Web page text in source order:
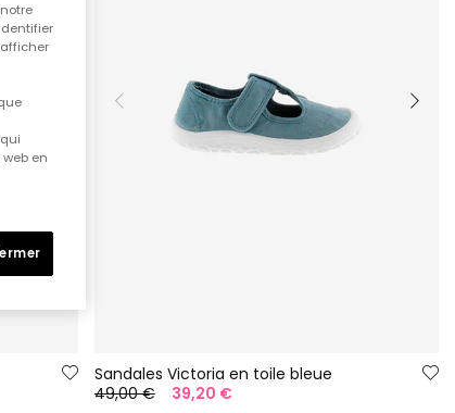
Sandales Victoria en toile bleue
49,00 €
39,20 €
en